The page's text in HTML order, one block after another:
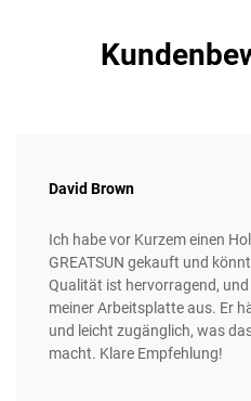
David Brown
Ich habe vor Kurzem einen
GREATSUN gekauft und
Qualität ist hervorragend,
meiner Arbeitsplatte aus. Er
und leicht zugänglich, was
macht. Klare Empfehlung!